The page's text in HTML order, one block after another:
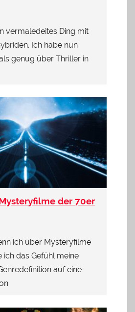
vermaledeites Ding mit
Ich habe nun
genug über Thriller in
der 70er
ich über Mysteryfilme
ich das Gefühl meine
auf eine